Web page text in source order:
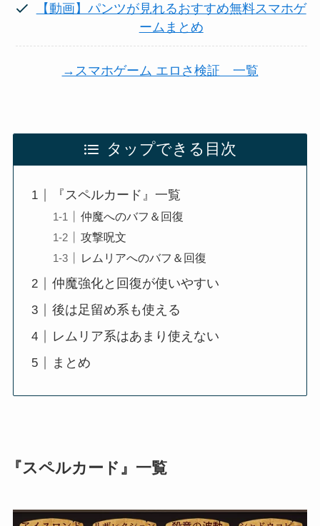
【動画】パンツが見れるおすすめ無料スマホゲ
ームまとめ
→スマホゲーム エロさ検証 一覧
タップできる目次
『スペルカード』一覧
仲魔へのバフ＆回復
攻撃呪文
レムリアへのバフ＆回復
仲魔強化と回復が使いやすい
後は足留め系も使える
レムリア系はあまり使えない
まとめ
『スペルカード』一覧